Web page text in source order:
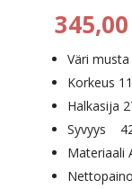
345,00
Väri
Korkeus
Halkasija
Syvyys
Materiaali